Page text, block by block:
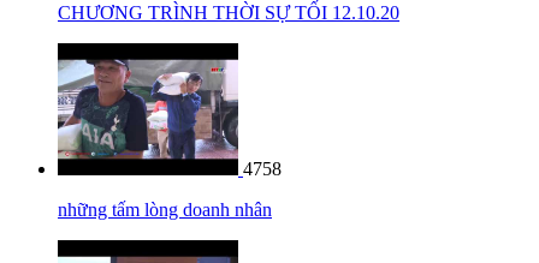
CHƯƠNG TRÌNH THỜI SỰ TỐI 12.10.20
4758
những tấm lòng doanh nhân